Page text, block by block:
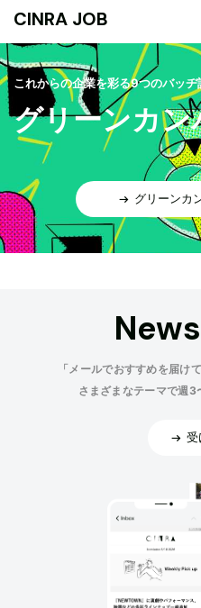
CINRA JOB
これからの企業を彩る9つのバッヂ
グリーンカン
グリーンカ
「メールでおすすめを届け
さまざまなテーマで週3
受